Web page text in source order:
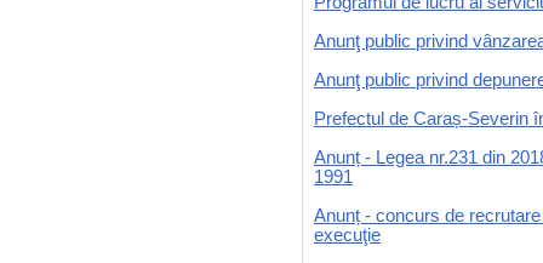
Anunţ public privind
Anunţ public privind
Prefectul de Caraș-Severin
Anunț - Legea nr.231 din
1991
Anunț - concurs de
execuţie